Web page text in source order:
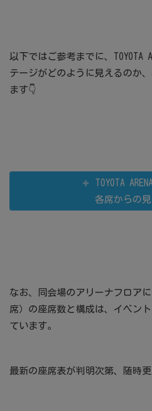
以下ではご参考までに、TOYOTA
テージがどのように見えるのか
ます👇
TOYOTA
各席からの
なお、同会場のアリーナフロア
席）の座席数と構成は、イベン
ています。
最新の座席表が判明次第、随時更